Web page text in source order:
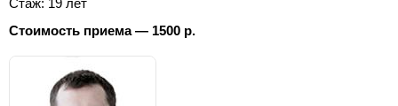
Стаж: 19 лет
Стоимость приема — 1500 р.